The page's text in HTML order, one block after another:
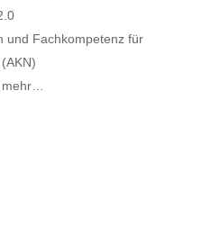
und Fachkompetenz für